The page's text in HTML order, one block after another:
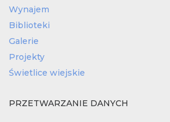
Wynajem
Biblioteki
Galerie
Projekty
Świetlice wiejskie
PRZETWARZANIE DANYCH